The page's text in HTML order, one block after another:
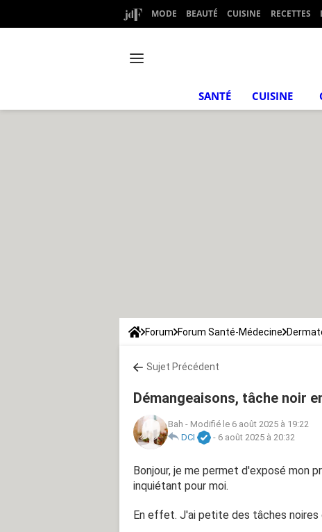
MODE BEAUTÉ CUISINE RECETTES
SANTÉ CUISINE
Forum Forum Santé-Médecine
Sujet Précédent
Démangeaisons, tâche noir
Bah - Modifié le 6 août 2025 à 19:22
DCI
- 6 août 2025 à 20:32
Bonjour, je me permet d'exposé mon
inquiétant pour moi.
En effet. J'ai petite des tâches